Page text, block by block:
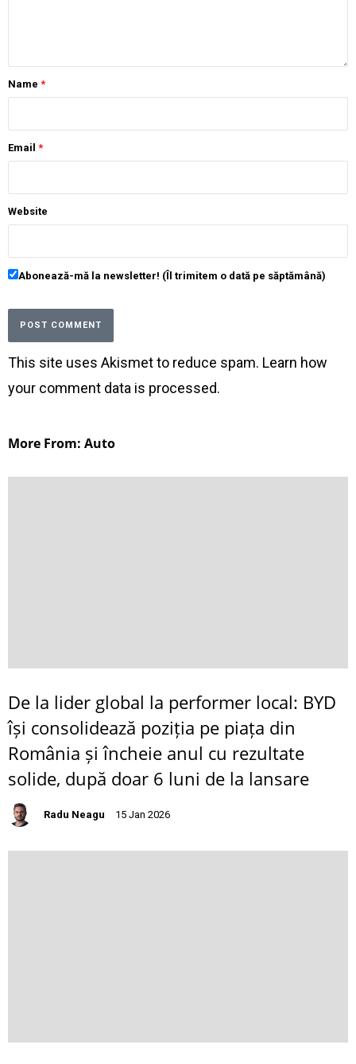
Name *
Email *
Website
Abonează-mă la newsletter! (Îl trimitem o dată pe săptămână)
This site uses Akismet to reduce spam. Learn how
your comment data is processed.
More From: Auto
De la lider global la performer local: BYD
își consolidează poziția pe piața din
România și încheie anul cu rezultate
solide, după doar 6 luni de la lansare
Radu Neagu 15 Jan 2026